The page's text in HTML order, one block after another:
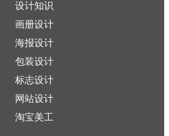
设计知识
画册设计
海报设计
包装设计
标志设计
网站设计
淘宝美工